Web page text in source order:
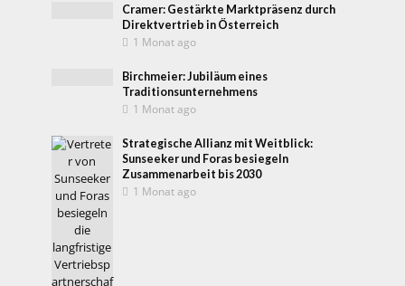
Cramer: Gestärkte Marktpräsenz durch
Direktvertrieb in Österreich
1 Monat ago
Birchmeier: Jubiläum eines
Traditionsunternehmens
1 Monat ago
Strategische Allianz mit Weitblick:
Sunseeker und Foras besiegeln
Zusammenarbeit bis 2030
1 Monat ago